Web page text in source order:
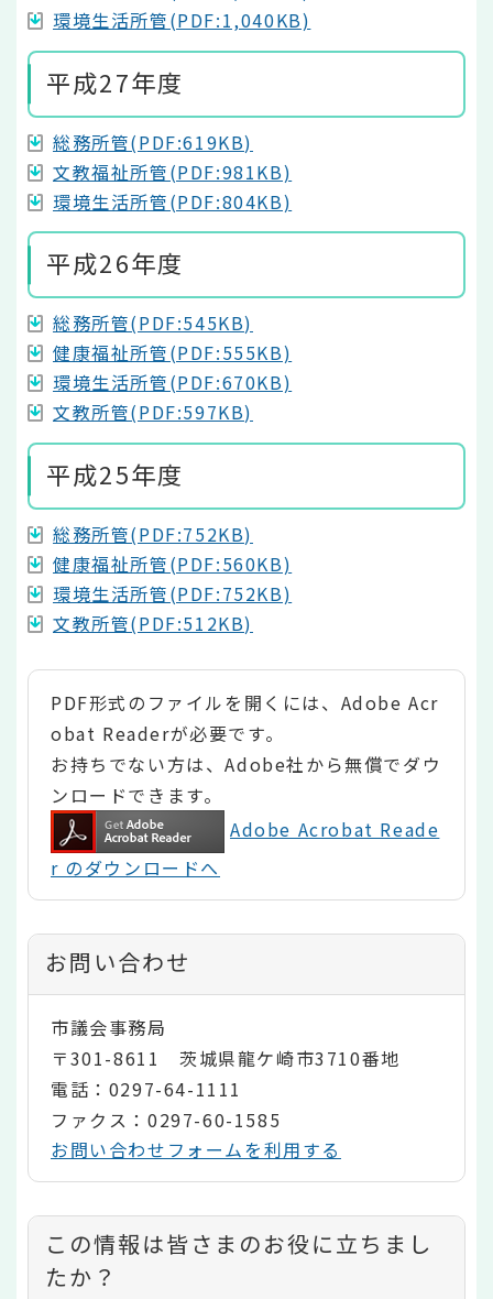
環境生活所管(PDF:1,040KB)
平成27年度
総務所管(PDF:619KB)
文教福祉所管(PDF:981KB)
環境生活所管(PDF:804KB)
平成26年度
総務所管(PDF:545KB)
健康福祉所管(PDF:555KB)
環境生活所管(PDF:670KB)
文教所管(PDF:597KB)
平成25年度
総務所管(PDF:752KB)
健康福祉所管(PDF:560KB)
環境生活所管(PDF:752KB)
文教所管(PDF:512KB)
PDF形式のファイルを開くには、Adobe Acr
obat Readerが必要です。
お持ちでない方は、Adobe社から無償でダウ
ンロードできます。
Adobe Acrobat Reade
r のダウンロードへ
お問い合わせ
市議会事務局
〒301-8611 茨城県龍ケ崎市3710番地
電話：0297-64-1111
ファクス：0297-60-1585
お問い合わせフォームを利用する
コ
ン
この情報は皆さまのお役に立ちまし
たか？